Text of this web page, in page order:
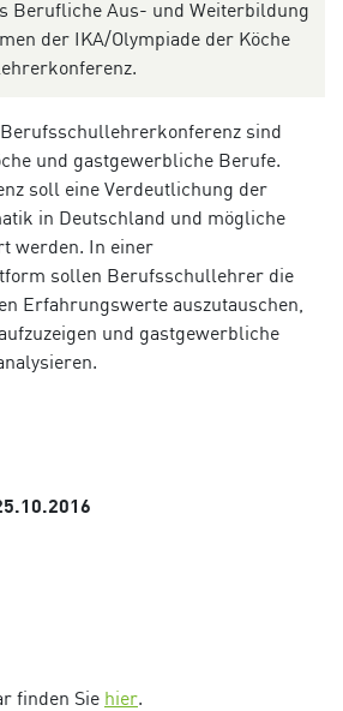
Berufliche Aus- und Weiterbildung
der IKA/Olympiade der Köche
sind
und gastgewerbliche Berufe.
soll eine Verdeutlichung der
in Deutschland und mögliche
werden. In einer
sollen Berufsschullehrer die
Erfahrungswerte auszutauschen,
und gastgewerbliche
finden Sie hier.